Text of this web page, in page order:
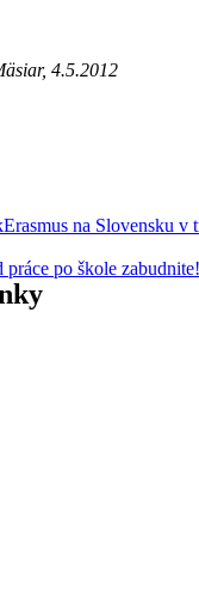
4.5.2012
Erasmus na Slovensku v
práce po škole zabudnite!